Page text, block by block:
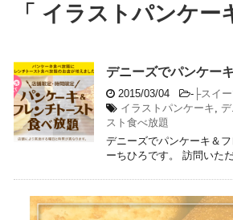
「 イラストパンケー
デニーズでパンケー
2015/03/04 - ├スイ
イラストパンケーキ
スト食べ放題
デニーズでパンケーキ＆
ーちひろです。 訪問いた